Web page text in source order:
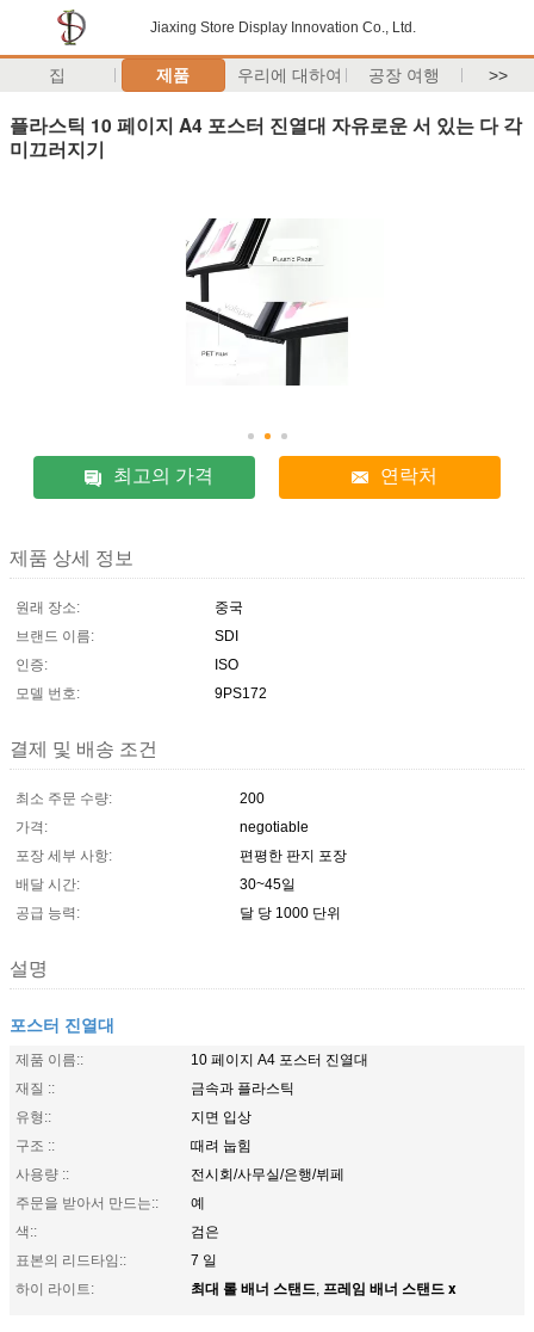
Jiaxing Store Display Innovation Co., Ltd.
집 제품 우리에 대하여 공장 여행 >>
플라스틱 10 페이지 A4 포스터 진열대 자유로운 서 있는 다 각
미끄러지기
최고의 가격 연락처
제품 상세 정보
원래 장소:
중국
브랜드 이름:
SDI
인증:
ISO
모델 번호:
9PS172
결제 및 배송 조건
최소 주문 수량:
200
가격:
negotiable
포장 세부 사항:
편평한 판지 포장
배달 시간:
30~45일
공급 능력:
달 당 1000 단위
설명
포스터 진열대
제품 이름::
10 페이지 A4 포스터 진열대
재질 ::
금속과 플라스틱
유형::
지면 입상
구조 ::
때려 눕힘
사용량 ::
전시회/사무실/은행/뷔페
주문을 받아서 만드는::
예
색::
검은
표본의 리드타임::
7 일
하이 라이트:
최대 롤 배너 스탠드, 프레임 배너 스탠드 x